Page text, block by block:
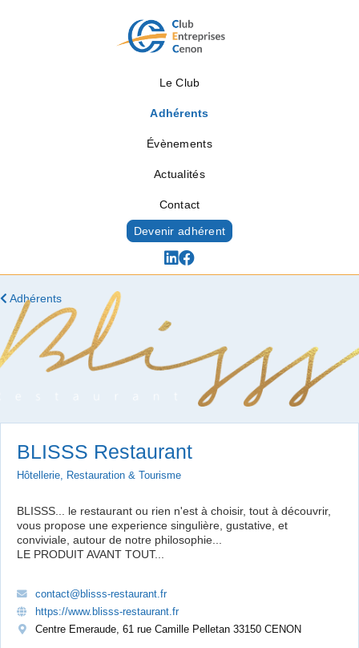
Le Club
Adhérents
Évènements
Actualités
Contact
Devenir adhérent
Adhérents
BLISSS Restaurant
Hôtellerie, Restauration & Tourisme
BLISSS... le restaurant ou rien n'est à choisir, tout à découvrir,
vous propose une experience singulière, gustative, et
conviviale, autour de notre philosophie...
LE PRODUIT AVANT TOUT...
contact@blisss-restaurant.fr
https://www.blisss-restaurant.fr
Centre Emeraude, 61 rue Camille Pelletan 33150 CENON